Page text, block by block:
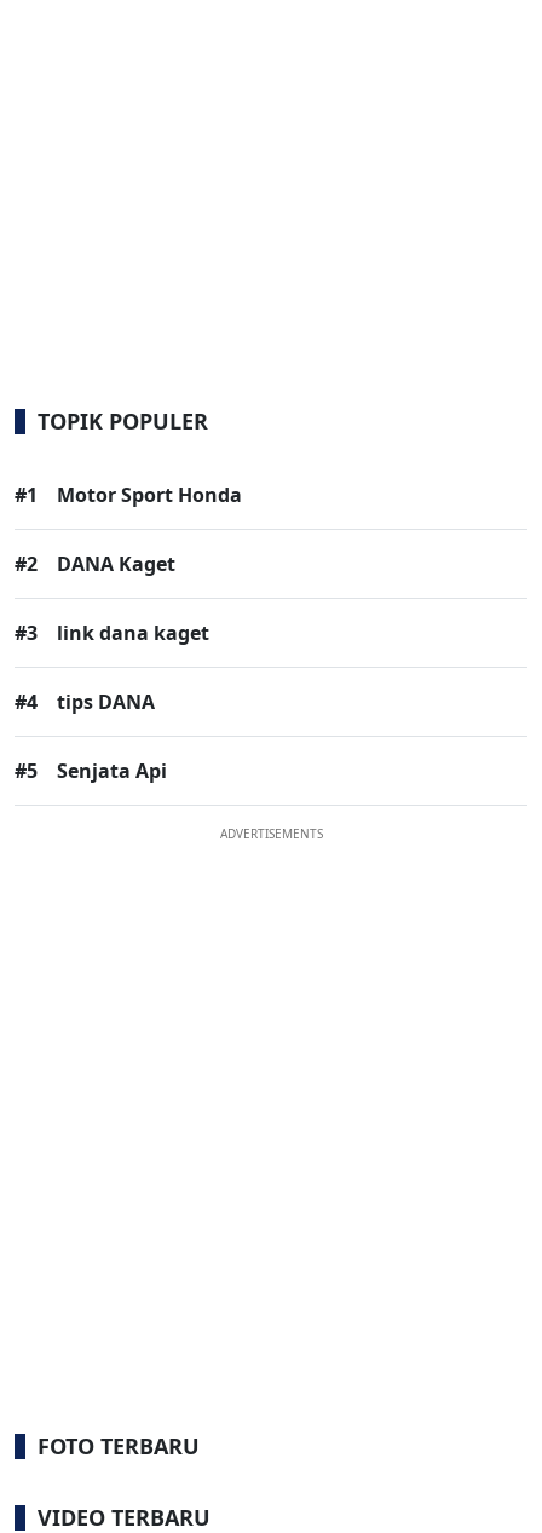
TOPIK POPULER
#1 Motor Sport Honda
#2 DANA Kaget
#3 link dana kaget
#4 tips DANA
#5 Senjata Api
ADVERTISEMENTS
FOTO TERBARU
VIDEO TERBARU